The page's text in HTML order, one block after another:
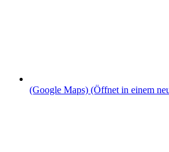
(Google Maps) (Öffnet in einem